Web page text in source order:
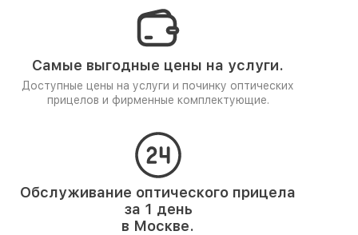
Самые выгодные цены на услуги.
Доступные цены на услуги и починку оптических
прицелов и фирменные комплектующие.
Обслуживание оптического прицела
за 1 день
в Москве.